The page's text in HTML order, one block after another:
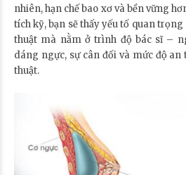
nhiên, hạn chế bao xơ và bền vững
tích kỹ, bạn sẽ thấy yếu tố quan
thuật mà nằm ở trình độ bác sĩ –
dáng ngực, sự cân đối và mức độ an
thuật.